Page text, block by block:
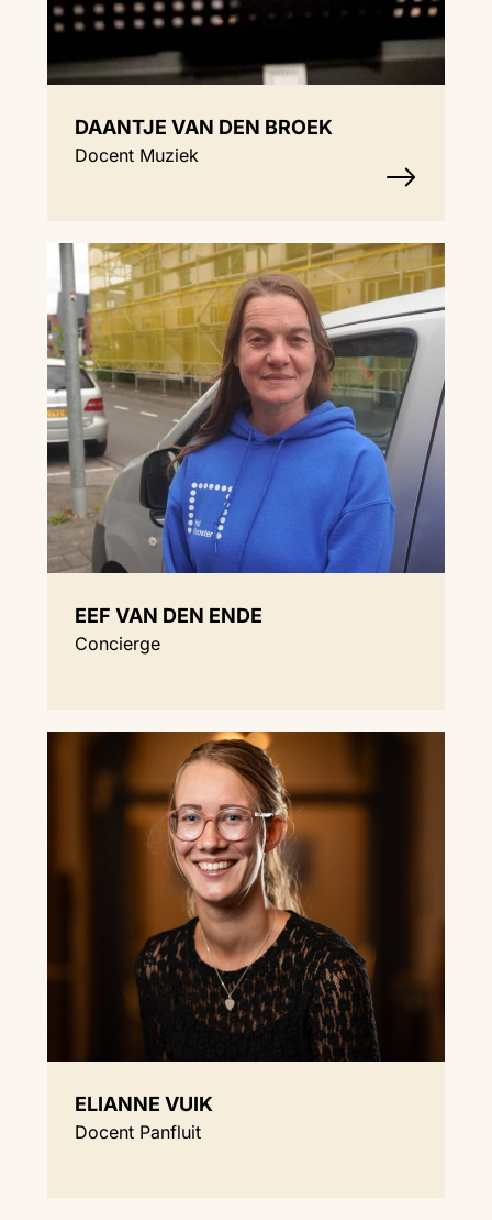
DAANTJE VAN DEN BROEK
Docent Muziek
EEF VAN DEN ENDE
Concierge
ELIANNE VUIK
Docent Panfluit